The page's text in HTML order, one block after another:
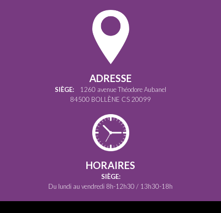
ADRESSE
SIÈGE: 1260 avenue Théodore Aubanel
84500 BOLLÈNE CS 20099
HORAIRES
SIÈGE:
Du lundi au vendredi 8h-12h30 / 13h30-18h